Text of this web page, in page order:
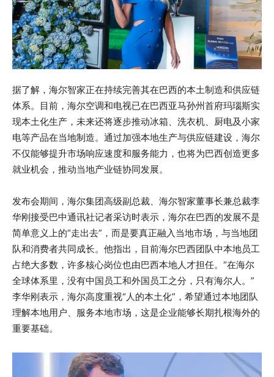
据了解，海尔智家正在持续完善其在巴西的本土制造和供应链
体系。目前，海尔空调和电视已在巴西亚马孙州首府玛瑙斯实
现本土化生产，未来还将逐步推动冰箱、洗衣机、厨电及小家
电等产品在当地制造。通过加强本地生产与供应链建设，海尔
不仅能够提升市场响应速度和服务能力，也将为巴西创造更多
就业机会，推动当地产业链协同发展。
发布会期间，海尔集团高级副总裁、海尔智家董事长兼总裁李
华刚接受巴中通讯社记者采访时表示，海尔在巴西的发展不是
简单意义上的“走出去”，而是要真正融入当地市场，与当地团
队和消费者共同成长。他指出，目前海尔巴西团队中本地员工
占绝大多数，许多核心岗位也由巴西本地人才担任。“在海尔
全球体系里，没有中国员工和外国员工之分，只有海尔人。”
李华刚表示，海尔高度重视“人的本土化”，希望通过本地团队
理解本地用户、服务本地市场，这是企业能够长期扎根海外的
重要基础。